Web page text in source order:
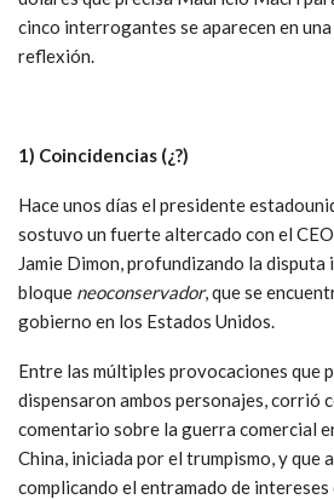
cinco interrogantes se aparecen en
reflexión.
1) Coincidencias (¿?)
Hace unos días el presidente
sostuvo un fuerte altercado con el
Jamie Dimon, profundizando la
bloque neoconservador, que se
gobierno en los Estados Unidos.
Entre las múltiples provocaciones que
dispensaron ambos personajes, corrió
comentario sobre la guerra comercial
China, iniciada por el trumpismo, y que
complicando el entramado de